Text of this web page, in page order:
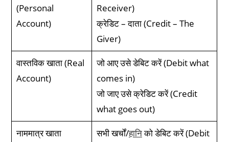
(Personal
Account)
Receiver)
क्रेडिट – दाता (Credit – The
Giver)
वास्तविक खाता (Real
Account)
जो आए उसे डेबिट करें (Debit what
comes in)
जो जाए उसे क्रेडिट करें (Credit
what goes out)
नाममात्र खाता
सभी खर्चों/हानिको डेबिट करें (Debit